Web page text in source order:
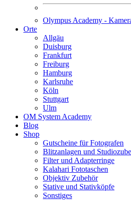
Olympus Academy -
Orte
Allgäu
Duisburg
Frankfurt
Freiburg
Hamburg
Karlsruhe
Köln
Stuttgart
Ulm
OM System Academy
Blog
Shop
Gutscheine für Fotografen
Blitzanlagen und
Filter und Adapterringe
Kalahari Fototaschen
Objektiv Zubehör
Stative und Stativköpfe
Sonstiges